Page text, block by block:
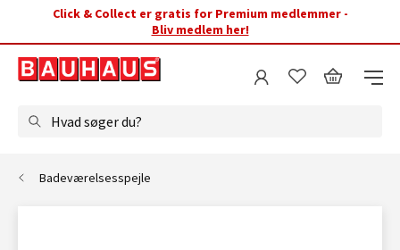
Click & Collect er gratis for Premium medlemmer -
Bliv medlem her!
Hvad søger du?
Badeværelsesspejle